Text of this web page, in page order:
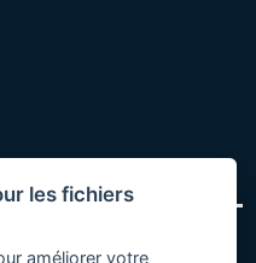
les fichiers
améliorer votre